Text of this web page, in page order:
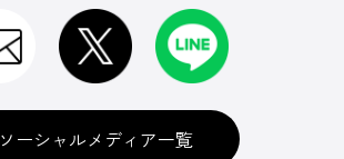
ソーシャルメディア一覧